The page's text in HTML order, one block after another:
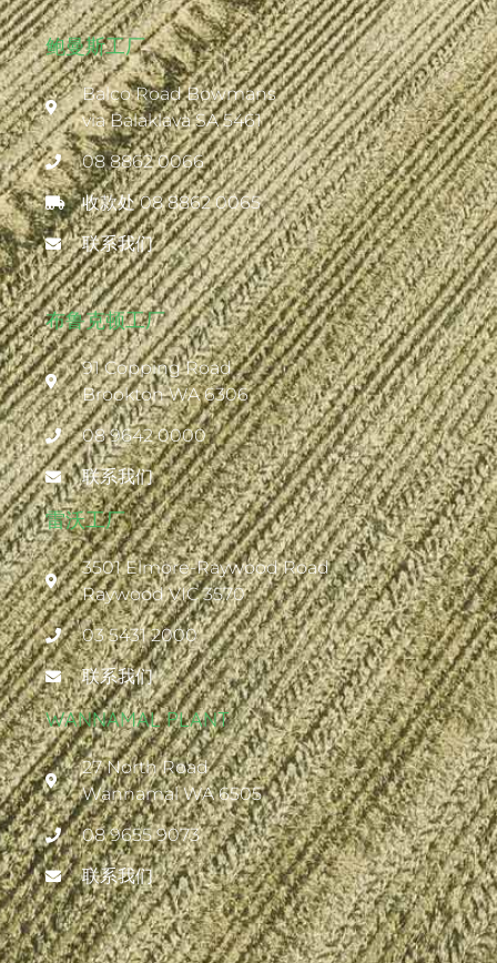
鲍曼斯工厂
Balco Road Bowmans
via Balaklava SA 5461
08 8862 0066
收款处 08 8862 0065
联系我们
布鲁克顿工厂
91 Copping Road
Brookton WA 6306
08 9642 0000
联系我们
雷沃工厂
3501 Elmore-Raywood Road
Raywood VIC 3570
03 5431 2000
联系我们
WANNAMAL PLANT
27 North Road
Wannamal WA 6505
08 9655 9073
联系我们